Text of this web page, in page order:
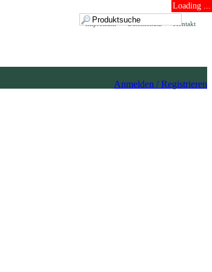
Loading ...
Kontakt
Datenschutz
Impressum
Anmelden / Registrieren